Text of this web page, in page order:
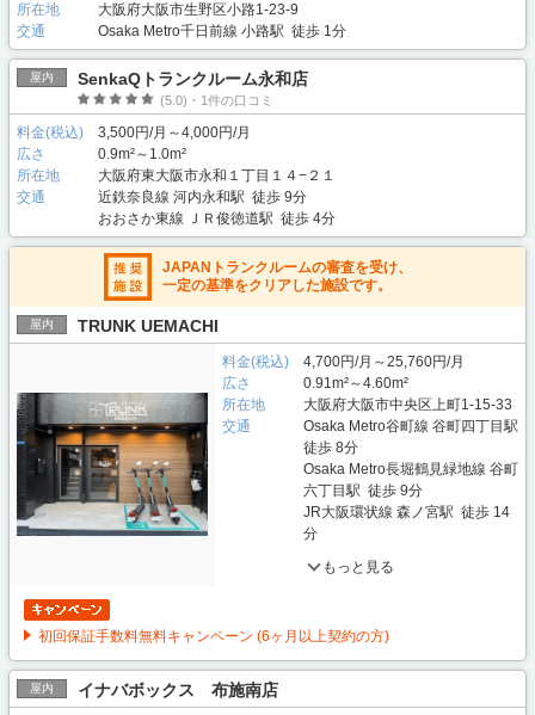
所在地
大阪府大阪市生野区小路1-23-9
交通
Osaka Metro千日前線 小路駅 徒歩 1分
屋内 SenkaQトランクルーム永和店
(5.0)・1件の口コミ
料金(税込)
3,500円/月～4,000円/月
広さ
0.9m²～1.0m²
所在地
大阪府東大阪市永和１丁目１４−２１
交通
近鉄奈良線 河内永和駅 徒歩 9分
おおさか東線 ＪＲ俊徳道駅 徒歩 4分
JAPANトランクルームの審査を受け、
一定の基準をクリアした施設です。
屋内 TRUNK UEMACHI
料金(税込)
4,700円/月～25,760円/月
広さ
0.91m²～4.60m²
所在地
大阪府大阪市中央区上町1-15-33
交通
Osaka Metro谷町線 谷町四丁目駅
徒歩 8分
Osaka Metro長堀鶴見緑地線 谷町
六丁目駅 徒歩 9分
JR大阪環状線 森ノ宮駅 徒歩 14
分
もっと見る
初回保証手数料無料キャンペーン (6ヶ月以上契約の方)
屋内 イナバボックス 布施南店